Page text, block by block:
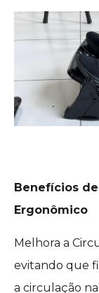
Benefícios
Ergonômico
Melhora a
evitando que
a circulação